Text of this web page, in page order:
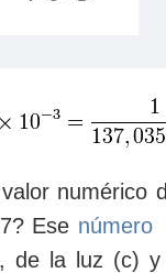
numérico
Ese número
de la luz (c) y